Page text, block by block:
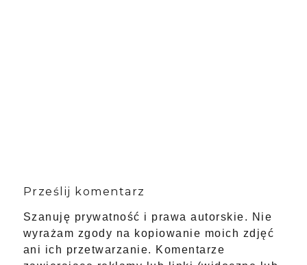
Prześlij komentarz
Szanuję prywatność i prawa autorskie. Nie
wyrażam zgody na kopiowanie moich zdjęć
ani ich przetwarzanie. Komentarze